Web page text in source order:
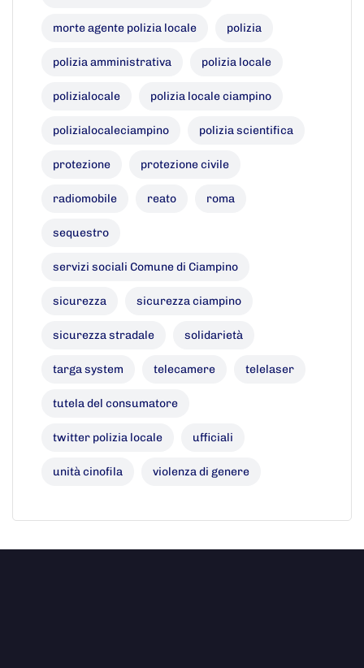
morte agente polizia locale polizia
polizia amministrativa polizia locale
polizialocale polizia locale ciampino
polizialocaleciampino polizia scientifica
protezione protezione civile
radiomobile reato roma
sequestro
servizi sociali Comune di Ciampino
sicurezza sicurezza ciampino
sicurezza stradale solidarietà
targa system telecamere telelaser
tutela del consumatore
twitter polizia locale ufficiali
unità cinofila violenza di genere